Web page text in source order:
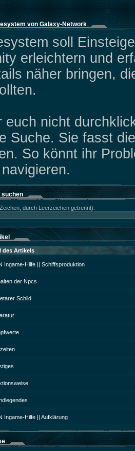
von Galaxy-Network
soll
erleichtern und
näher bringen,
euch nicht
Suche. Sie fasst
So könnt ihr
suchen
durch Leerzeichen getrennt):
des Artikels
Ingame-Hilfe || Schiffsproduktion
der Npcs
Schild
Ingame-Hilfe || Aufklärung